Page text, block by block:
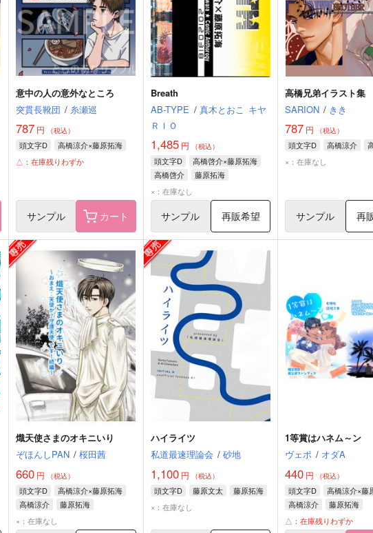
意中の人の意外なところ
突貫長靴団 / 糸瀬巡
787円 （税込）
頭文字D
高橋涼介×藤原拓海
△：在庫残りわずか
サンプル カート
Breath
AB-TYPE / 真木とおこ キヤ
ＲＩＯ
1,485円 （税込）
頭文字D
高橋啓介×藤原拓海
高橋啓介
藤原拓海
×：在庫なし
サンプル 再販希望
高橋兄弟イラスト集
SARION / きき
787 円 （税込）
頭文字D 高橋涼介
×：在庫なし
サンプル 再
熾天使さまのオキニいり
ぞほんしPAN / 桜田茜
660円 （税込）
頭文字D
高橋涼介×藤原拓海
高橋涼介
藤原拓海
×：在庫なし
ハイライツ
私道最速理論会 / 砂地
1,100円 （税込）
頭文字D 藤原文太
藤原拓海
×：在庫なし
1等賞はハネム～ン
ヴェポ / オダA
440 円 （税込）
頭文字D
高橋涼介×藤
高橋涼介
藤原拓海
△：在庫残りわずか